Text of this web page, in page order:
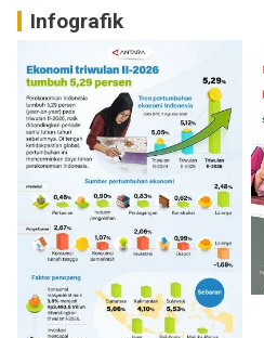
Infografik